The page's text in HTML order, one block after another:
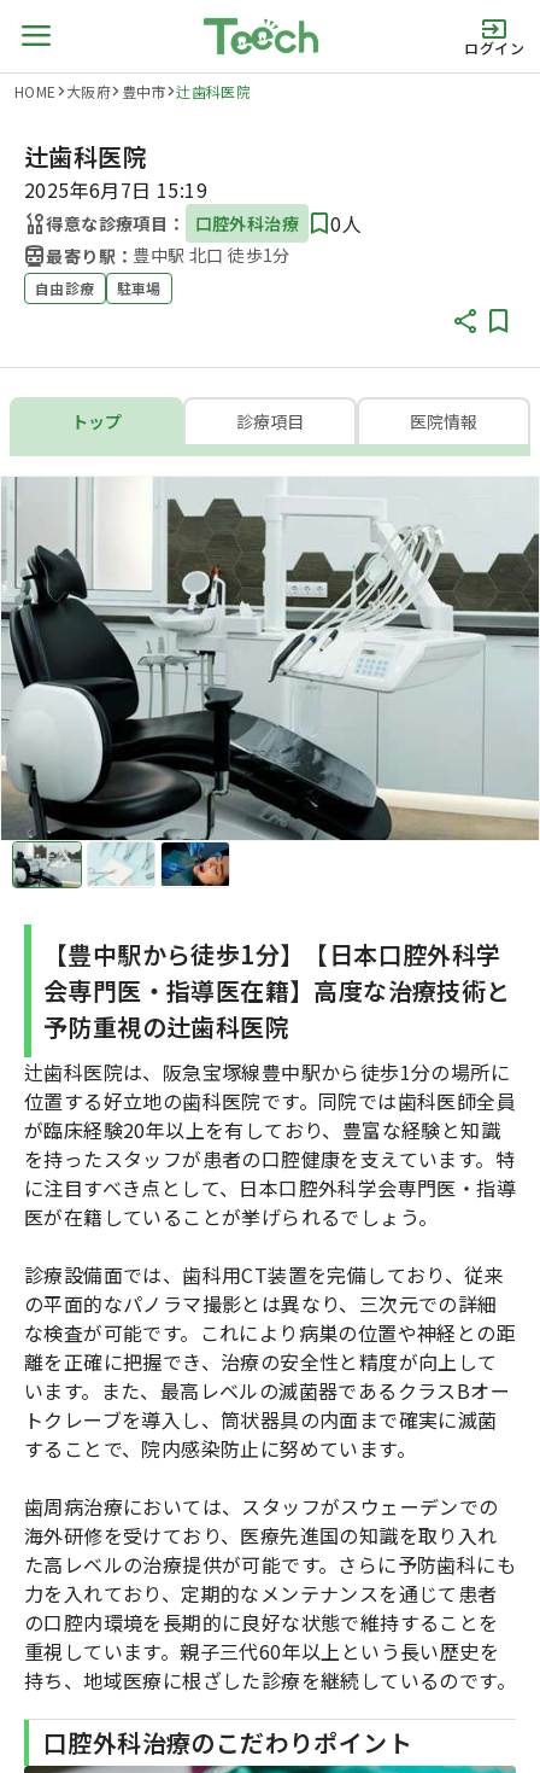
ログイン
HOME 大阪府 豊中市 辻歯科医院
辻歯科医院
2025年6月7日 15:19
得意な診療項目： 口腔外科治療 0人
最寄り駅： 豊中駅 北口 徒歩1分
自由診療 駐車場
トップ 診療項目 医院情報
【豊中駅から徒歩1分】【日本口腔外科学
会専門医・指導医在籍】高度な治療技術と
予防重視の辻歯科医院
辻歯科医院は、阪急宝塚線豊中駅から徒歩1分の場所に
位置する好立地の歯科医院です。同院では歯科医師全員
が臨床経験20年以上を有しており、豊富な経験と知識
を持ったスタッフが患者の口腔健康を支えています。特
に注目すべき点として、日本口腔外科学会専門医・指導
医が在籍していることが挙げられるでしょう。
診療設備面では、歯科用CT装置を完備しており、従来
の平面的なパノラマ撮影とは異なり、三次元での詳細
な検査が可能です。これにより病巣の位置や神経との距
離を正確に把握でき、治療の安全性と精度が向上して
います。また、最高レベルの滅菌器であるクラスBオー
トクレーブを導入し、筒状器具の内面まで確実に滅菌
することで、院内感染防止に努めています。
歯周病治療においては、スタッフがスウェーデンでの
海外研修を受けており、医療先進国の知識を取り入れ
た高レベルの治療提供が可能です。さらに予防歯科にも
力を入れており、定期的なメンテナンスを通じて患者
の口腔内環境を長期的に良好な状態で維持することを
重視しています。親子三代60年以上という長い歴史を
持ち、地域医療に根ざした診療を継続しているのです。
口腔外科治療のこだわりポイント